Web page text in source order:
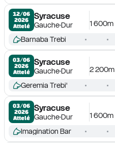
12/06
2026
Attelé
Syracuse
GaucheDur
1 600m
Barnaba Trebi
03/06
2026
Attelé
Syracuse
GaucheDur
2 200m
Geremia Trebi'
03/06
2026
Attelé
Syracuse
GaucheDur
1 600m
Imagination Bar